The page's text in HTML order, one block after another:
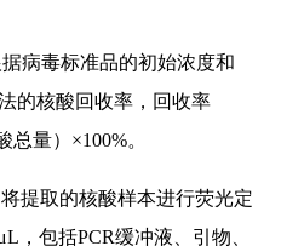
据病毒标准品的初始浓度和
的核酸回收率，回收率
量）×100%。
将提取的核酸样本进行荧光定
，包括PCR缓冲液、引物、